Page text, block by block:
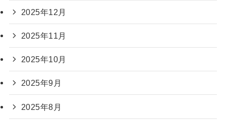
2025年12月
2025年11月
2025年10月
2025年9月
2025年8月